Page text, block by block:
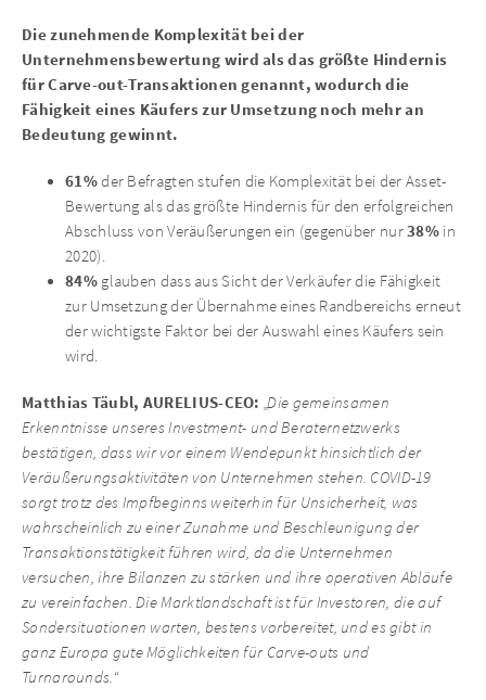
Die zunehmende Komplexität bei der
Unternehmensbewertung wird als das größte Hindernis
für Carve-out-Transaktionen genannt, wodurch die
Fähigkeit eines Käufers zur Umsetzung noch mehr an
Bedeutung gewinnt.
61%der Befragten stufen die Komplexität bei der Asset-
Bewertung als das größte Hindernis für den erfolgreichen
Abschluss von Veräußerungen ein (gegenüber nur38% in
2020).
84%glauben dass aus Sicht der Verkäufer die Fähigkeit
zur Umsetzung der Übernahme eines Randbereichs erneut
der wichtigste Faktor bei der Auswahl eines Käufers sein
wird.
Matthias Täubl, AURELIUS-CEO: „Die gemeinsamen
Erkenntnisse unseres Investment- und Beraternetzwerks
bestätigen, dass wir vor einem Wendepunkt hinsichtlich der
Veräußerungsaktivitäten von Unternehmen stehen. COVID-19
sorgt trotz des Impfbeginns weiterhin für Unsicherheit, was
wahrscheinlich zu einer Zunahme und Beschleunigung der
Transaktionstätigkeit führen wird, da die Unternehmen
versuchen, ihre Bilanzen zu stärken und ihre operativen Abläufe
zu vereinfachen. Die Marktlandschaft ist für Investoren, die auf
Sondersituationen warten, bestens vorbereitet, und es gibt in
ganz Europa gute Möglichkeiten für Carve-outs und
Turnarounds.“